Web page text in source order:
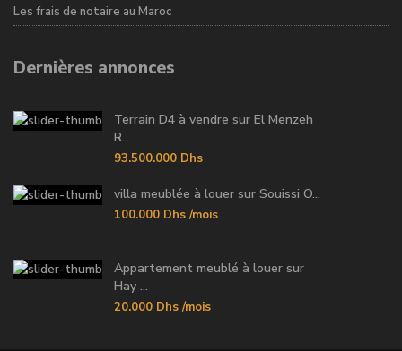
Les frais de notaire au Maroc
Dernières annonces
Terrain D4 à vendre sur El Menzeh
R...
93.500.000 Dhs
villa meublée à louer sur Souissi O...
100.000 Dhs /mois
Appartement meublé à louer sur
Hay ...
20.000 Dhs /mois